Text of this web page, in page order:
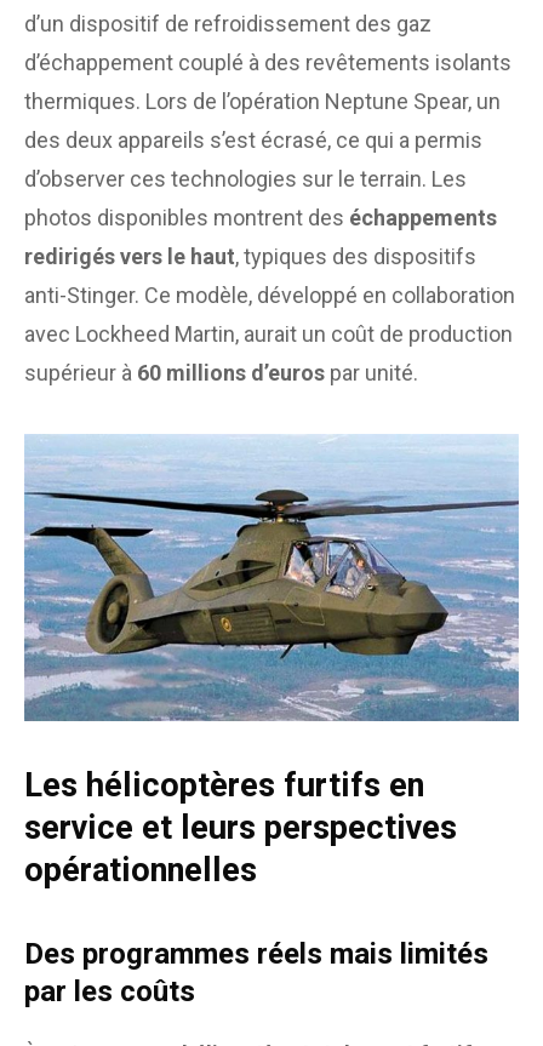
d’un dispositif de refroidissement des gaz
d’échappement couplé à des revêtements isolants
thermiques. Lors de l’opération Neptune Spear, un
des deux appareils s’est écrasé, ce qui a permis
d’observer ces technologies sur le terrain. Les
photos disponibles montrent des échappements
redirigés vers le haut, typiques des dispositifs
anti-Stinger. Ce modèle, développé en collaboration
avec Lockheed Martin, aurait un coût de production
supérieur à 60 millions d’euros par unité.
Les hélicoptères furtifs en
service et leurs perspectives
opérationnelles
Des programmes réels mais limités
par les coûts